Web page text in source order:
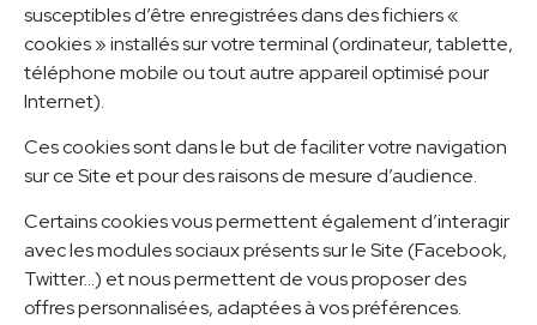
susceptibles d’être enregistrées dans des fichiers «
cookies » installés sur votre terminal (ordinateur, tablette,
téléphone mobile ou tout autre appareil optimisé pour
Internet).
Ces cookies sont dans le but de faciliter votre navigation
sur ce Site et pour des raisons de mesure d’audience.
Certains cookies vous permettent également d’interagir
avec les modules sociaux présents sur le Site (Facebook,
Twitter…) et nous permettent de vous proposer des
offres personnalisées, adaptées à vos préférences.